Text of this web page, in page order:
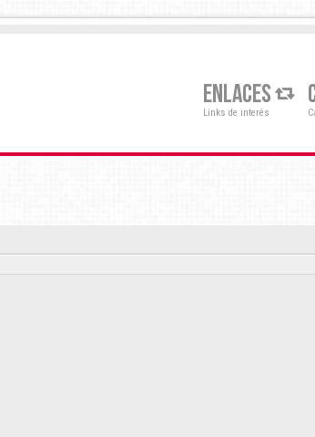
ENLACES
Links de interés